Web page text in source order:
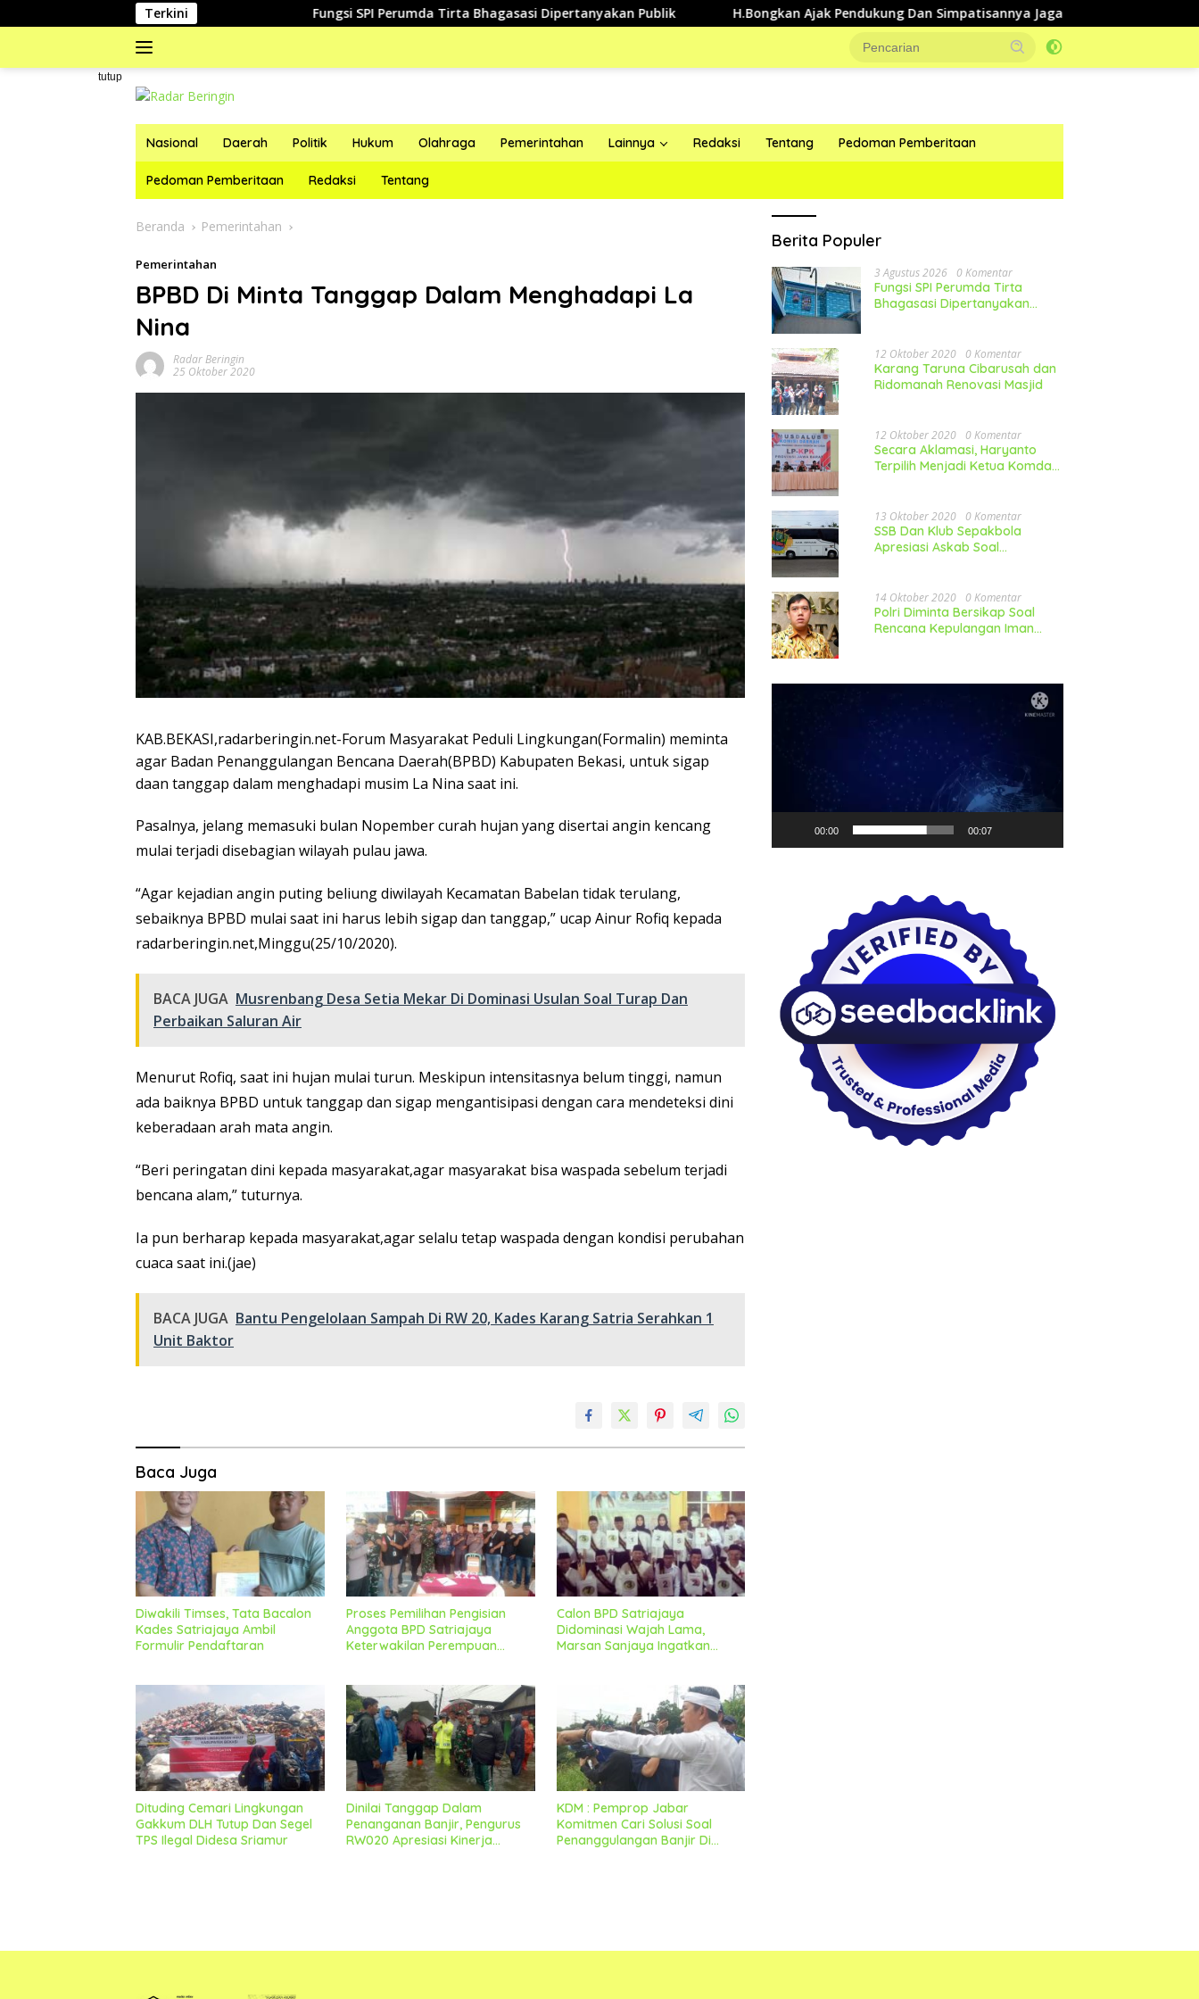
ke
Terkini Fungsi SPI Perumda Tirta Bhagasasi Dipertanyakan Publik H.Bongkan Ajak Pendukung Dan Simpatisannya Jaga Kondusifitas Selama Pilkades
tutup#
Nasional Daerah Politik Hukum Olahraga Pemerintahan Lainnya Redaksi Tentang Pedoman Pemberitaan
Pedoman Pemberitaan Redaksi Tentang
Beranda Pemerintahan
Pemerintahan
BPBD Di Minta Tanggap Dalam Menghadapi La
Nina
Radar Beringin
25 Oktober 2020
KAB.BEKASI,radarberingin.net-Forum Masyarakat Peduli Lingkungan(Formalin) meminta
agar Badan Penanggulangan Bencana Daerah(BPBD) Kabupaten Bekasi, untuk sigap
daan tanggap dalam menghadapi musim La Nina saat ini.
Pasalnya, jelang memasuki bulan Nopember curah hujan yang disertai angin kencang
mulai terjadi disebagian wilayah pulau jawa.
“Agar kejadian angin puting beliung diwilayah Kecamatan Babelan tidak terulang,
sebaiknya BPBD mulai saat ini harus lebih sigap dan tanggap,” ucap Ainur Rofiq kepada
radarberingin.net,Minggu(25/10/2020).
BACA JUGA Musrenbang Desa Setia Mekar Di Dominasi Usulan Soal Turap Dan
Perbaikan Saluran Air
Menurut Rofiq, saat ini hujan mulai turun. Meskipun intensitasnya belum tinggi, namun
ada baiknya BPBD untuk tanggap dan sigap mengantisipasi dengan cara mendeteksi dini
keberadaan arah mata angin.
“Beri peringatan dini kepada masyarakat,agar masyarakat bisa waspada sebelum terjadi
bencana alam,” tuturnya.
Ia pun berharap kepada masyarakat,agar selalu tetap waspada dengan kondisi perubahan
cuaca saat ini.(jae)
BACA JUGA Bantu Pengelolaan Sampah Di RW 20, Kades Karang Satria Serahkan 1
Unit Baktor
Baca Juga
Diwakili Timses, Tata Bacalon
Kades Satriajaya Ambil
Formulir Pendaftaran
Proses Pemilihan Pengisian
Anggota BPD Satriajaya
Keterwakilan Perempuan
Calon BPD Satriajaya
Didominasi Wajah Lama,
Marsan Sanjaya Ingatkan
Dituding Cemari Lingkungan
Gakkum DLH Tutup Dan Segel
TPS Ilegal Didesa Sriamur
Dinilai Tanggap Dalam
Penanganan Banjir, Pengurus
RW020 Apresiasi Kinerja
KDM : Pemprop Jabar
Komitmen Cari Solusi Soal
Penanggulangan Banjir Di
Berita Populer
3 Agustus 2026 0 Komentar
Fungsi SPI Perumda Tirta
Bhagasasi Dipertanyakan
12 Oktober 2020 0 Komentar
Karang Taruna Cibarusah dan
Ridomanah Renovasi Masjid
12 Oktober 2020 0 Komentar
Secara Aklamasi, Haryanto
Terpilih Menjadi Ketua Komda
13 Oktober 2020 0 Komentar
SSB Dan Klub Sepakbola
Apresiasi Askab Soal
14 Oktober 2020 0 Komentar
Polri Diminta Bersikap Soal
Rencana Kepulangan Iman
00:00 00:07